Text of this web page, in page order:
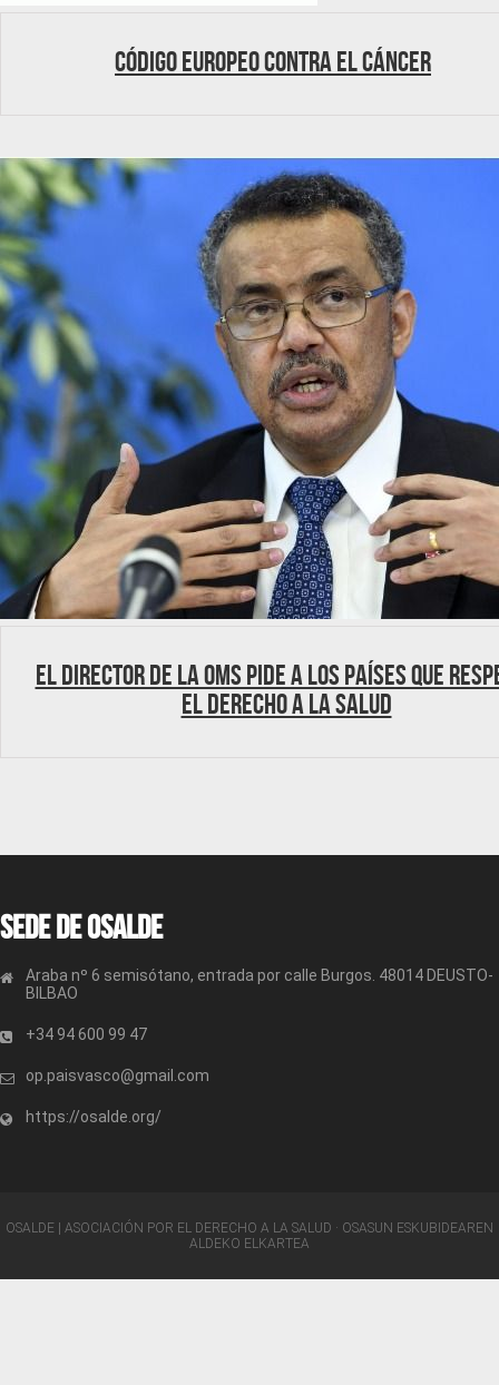
Código europeo contra el cáncer
El director de la OMS pide a los países que
el derecho a la salud
Sede de OSALDE
Araba nº 6 semisótano, entrada por calle Burgos. 48014 DEUSTO-
BILBAO
+34 94 600 99 47
op.paisvasco@gmail.com
https://osalde.org/
OSALDE | ASOCIACIÓN POR EL DERECHO A LA SALUD · OSASUN ESKUBIDEAREN
ALDEKO ELKARTEA